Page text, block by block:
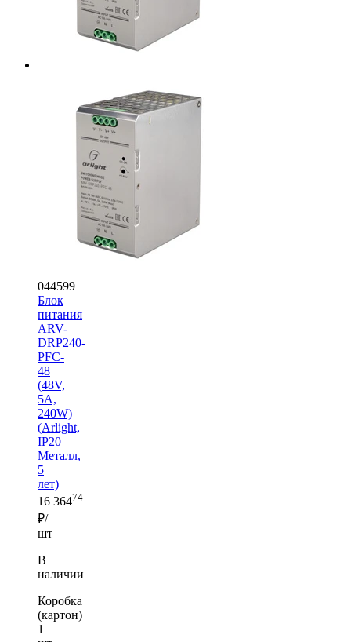
044599
Блок
питания
ARV-
DRP240-
PFC-
48
(48V,
5A,
240W)
(Arlight,
IP20
Металл,
5
лет)
16 36474
₽/
шт
В
наличии
Коробка
(картон)
1